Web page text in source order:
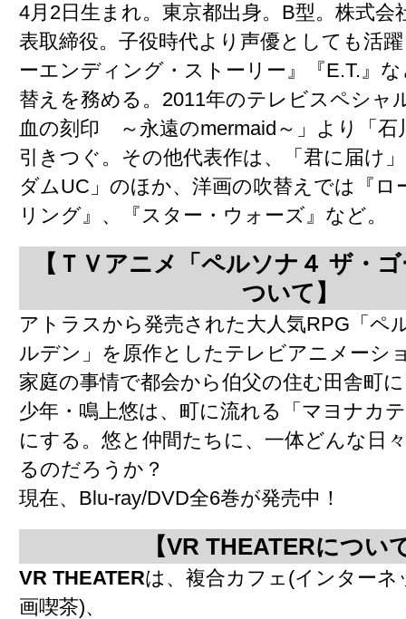
4月2日生まれ。東京都出身。B型。株式
表取締役。子役時代より声優としても活
ーエンディング・ストーリー』『E.T.』
替えを務める。2011年のテレビスペシ
血の刻印 ～永遠のmermaid～」より「石
引きつぐ。その他代表作は、「君に届け
ダムUC」のほか、洋画の吹替えでは『ロ
リング』、『スター・ウォーズ』など。
【ＴＶアニメ「ペルソナ４ ザ・
ついて】
アトラスから発売された大人気RPG「ペ
ルデン」を原作としたテレビアニメーシ
家庭の事情で都会から伯父の住む田舎町
少年・鳴上悠は、町に流れる「マヨナカ
にする。悠と仲間たちに、一体どんな日
るのだろうか？
現在、Blu-ray/DVD全6巻が発売中！
【VR THEATERについ
VR THEATERは、複合カフェ(インターネ
画喫茶)、